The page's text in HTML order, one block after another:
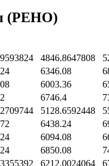
(РЕНО)
4846.8647808
6346.08
6003.36
6746.4
5128.6592448
6438.24
6094.08
6850.08
6212.0024064